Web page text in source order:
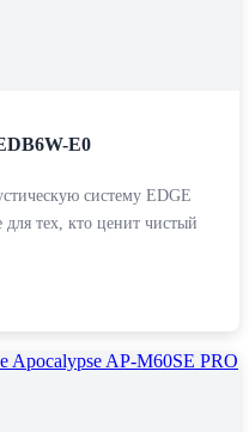
E0
систему EDGE
тех, кто ценит чистый